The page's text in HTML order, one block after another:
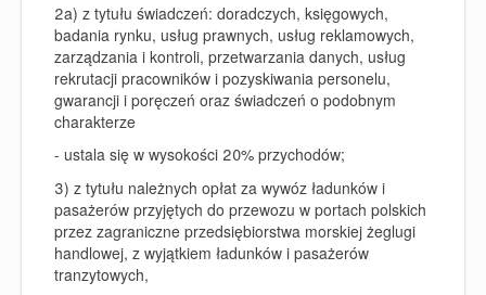
2a) z tytułu świadczeń: doradczych, księgowych,
badania rynku, usług prawnych, usług reklamowych,
zarządzania i kontroli, przetwarzania danych, usług
rekrutacji pracowników i pozyskiwania personelu,
gwarancji i poręczeń oraz świadczeń o podobnym
charakterze
- ustala się w wysokości 20% przychodów;
3) z tytułu należnych opłat za wywóz ładunków i
pasażerów przyjętych do przewozu w portach polskich
przez zagraniczne przedsiębiorstwa morskiej żeglugi
handlowej, z wyjątkiem ładunków i pasażerów
tranzytowych,